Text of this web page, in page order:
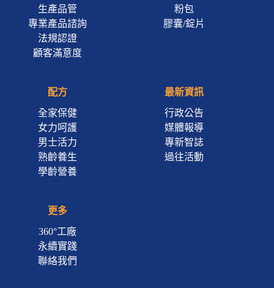
生產品管
專業產品諮詢
法規認證
顧客滿意度
粉包
膠囊/錠片
配方
全家保健
女力呵護
男士活力
熟齡養生
學齡營養
最新資訊
行政公告
媒體報導
專新智誌
過往活動
更多
360°工廠
永續實踐
聯絡我們